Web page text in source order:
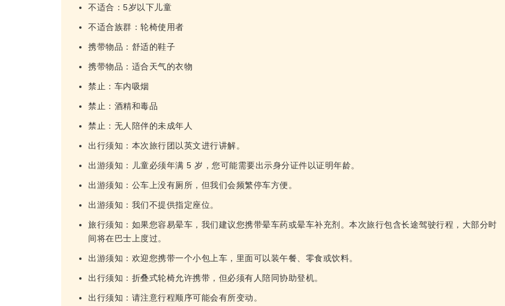
不适合：5岁以下儿童
不适合族群：轮椅使用者
携带物品：舒适的鞋子
携带物品：适合天气的衣物
禁止：车内吸烟
禁止：酒精和毒品
禁止：无人陪伴的未成年人
出行须知：本次旅行团以英文进行讲解。
出游须知：儿童必须年满 5 岁，您可能需要出示身分证件以证明年龄。
出游须知：公车上没有厕所，但我们会频繁停车方便。
出游须知：我们不提供指定座位。
旅行须知：如果您容易晕车，我们建议您携带晕车药或晕车补充剂。本次旅行包含长途驾驶行程，大部分时
间将在巴士上度过。
出游须知：欢迎您携带一个小包上车​​，里面可以装午餐、零食或饮料。
出行须知：折叠式轮椅允许携带，但必须有人陪同协助登机。
出行须知：请注意行程顺序可能会有所变动。